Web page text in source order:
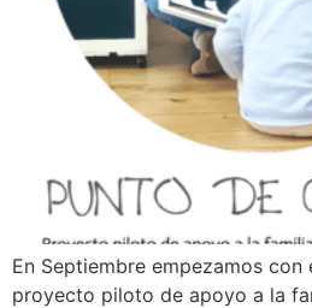
En Septiembre empezamos con
proyecto piloto de apoyo a la